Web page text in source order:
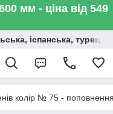
мм - ціна від 549
іспанська,
колір № 75 -